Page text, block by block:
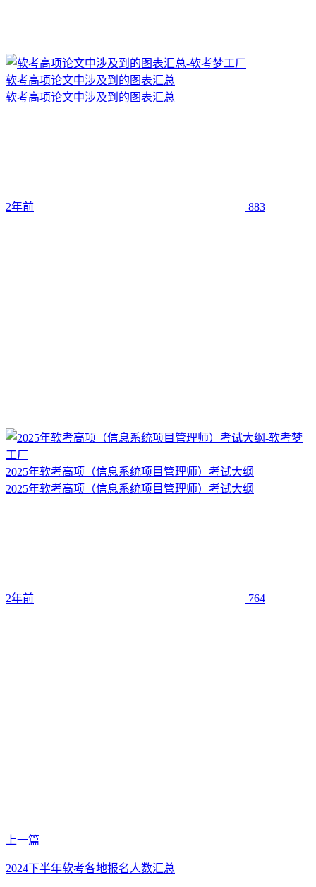
软考高项论文中涉及到的图表汇总
软考高项论文中涉及到的图表汇总
2年前 883
2025年软考高项（信息系统项目管理师）考试大纲
2025年软考高项（信息系统项目管理师）考试大纲
2年前 764
上一篇
2024下半年软考各地报名人数汇总